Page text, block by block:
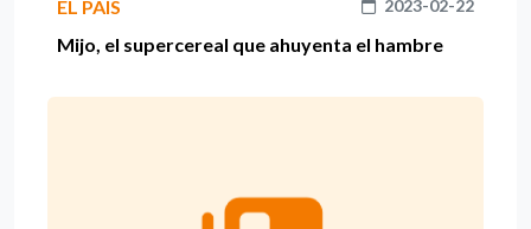
EL PAÍS 2023-02-22
Mijo, el supercereal que ahuyenta el hambre